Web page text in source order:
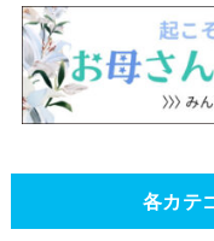
各カテ